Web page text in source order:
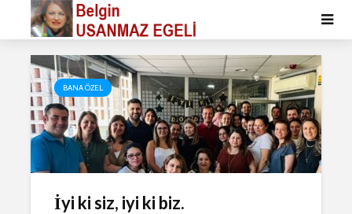
BANA ÖZEL
İyi ki siz, iyi ki biz.